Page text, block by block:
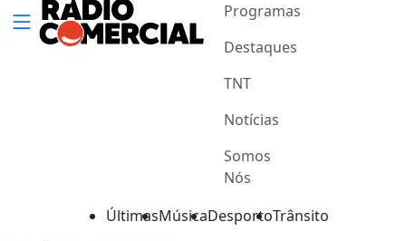
Programas
Destaques
TNT
Notícias
Somos
Nós
ÚltimasMúsicaDesportoTrânsito